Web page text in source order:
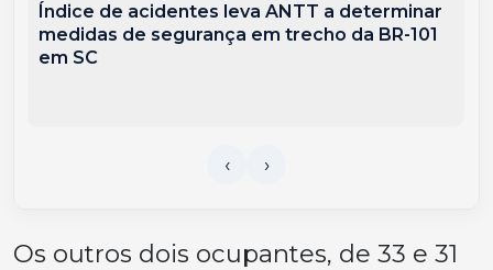
Índice de acidentes leva ANTT a determinar
medidas de segurança em trecho da BR-101
em SC
Os outros dois ocupantes, de 33 e 31